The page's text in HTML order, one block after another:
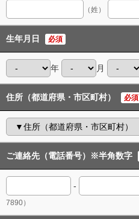
（姓）
生年月日 必須
年 月
住所（都道府県・市区町村） 必須
ご連絡先（電話番号）※半角数字
-
7890）